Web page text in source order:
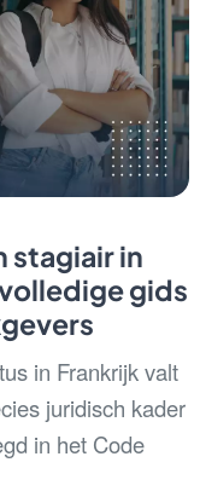
stagiair in
gids
in Frankrijk valt
juridisch kader
in het Code